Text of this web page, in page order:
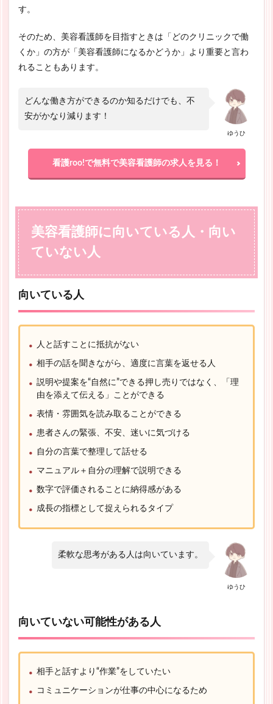
す。
そのため、美容看護師を目指すときは「どのクリニックで働
くか」の方が「美容看護師になるかどうか」より重要と言わ
れることもあります。
ゆうひ
どんな働き方ができるのか知るだけでも、不
安がかなり減ります！
看護roo!で無料で美容看護師の求人を見る！
美容看護師に向いている人・向い
ていない人
向いている人
人と話すことに抵抗がない
相手の話を聞きながら、適度に言葉を返せる人
説明や提案を“自然に”できる押し売りではなく、「理
由を添えて伝える」ことができる
表情・雰囲気を読み取ることができる
患者さんの緊張、不安、迷いに気づける
自分の言葉で整理して話せる
マニュアル＋自分の理解で説明できる
数字で評価されることに納得感がある
成長の指標として捉えられるタイプ
ゆうひ
柔軟な思考がある人は向いています。
向いていない可能性がある人
相手と話すより“作業”をしていたい
コミュニケーションが仕事の中心になるため